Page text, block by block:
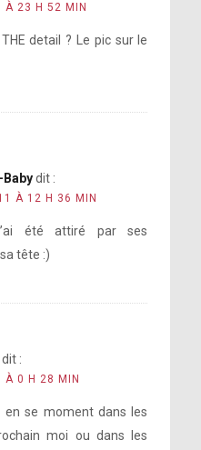
À 23 H 52 MIN
detail ? Le pic sur le
dit :
À 12 H 36 MIN
été attiré par ses
tête :)
dit :
À 0 H 28 MIN
en se moment dans les
moi ou dans les